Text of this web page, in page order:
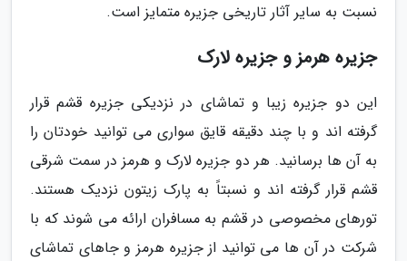
نسبت به سایر آثار تاریخی جزیره متمایز است.
جزیره هرمز و جزیره لارک
این دو جزیره زیبا و تماشای در نزدیکی جزیره قشم قرار
گرفته اند و با چند دقیقه قایق سواری می توانید خودتان را
به آن ها برسانید. هر دو جزیره لارک و هرمز در سمت شرقی
قشم قرار گرفته اند و نسبتاً به پارک زیتون نزدیک هستند.
تورهای مخصوصی در قشم به مسافران ارائه می شوند که با
شرکت در آن ها می توانید از جزیره هرمز و جاهای تماشای